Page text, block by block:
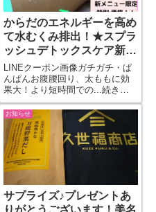
からだのエネルギーを高め
て水むくみ排出！★スプラ
ッシュデトックスケア新登
場！
LINEクーポン画像ガチガチ・ぱ
んぱんお腹腰回り、太ももに効
果大！より短時間での...続きを
もっと見る
お知らせ
サプライズ♪プレゼントあ